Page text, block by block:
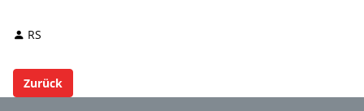
RS
Zurück